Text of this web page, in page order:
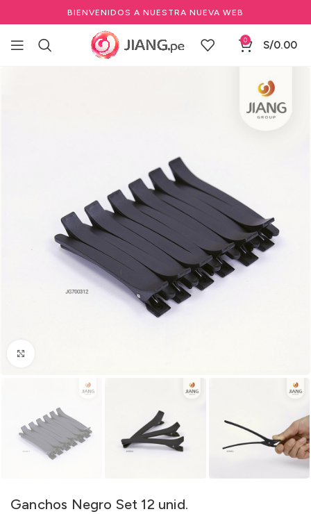
BIENVENIDOS A NUESTRA NUEVA WEB
0 S/0.00
Herramientas de salón de belleza
Ganchos Negro Set 12 unid.